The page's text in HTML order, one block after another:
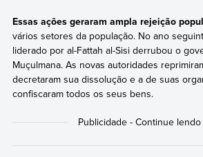
Essas ações geraram ampla rejeição
vários setores da população. No ano
liderado por al-Fattah al-Sisi derrubou o
Muçulmana. As novas autoridades
decretaram sua dissolução e a de suas
confiscaram todos os seus bens.